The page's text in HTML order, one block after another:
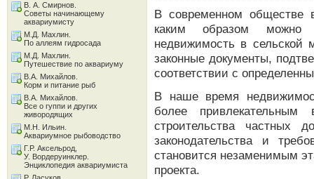
В современном обществе
каким образом можно
недвижимость в сельской
законные документы,
соответствии с
В наше время
более
строительства частных
законодательства и
становится незаменимым
проекта.
В. А. Смирнов.
Советы начинающему
аквариумисту
М.Д. Махлин.
По аллеям гидросада
М.Д. Махлин.
Путешествие по аквариуму
В.А. Михайлов.
Корм и питание рыб
В.А. Михайлов.
Все о гуппи и других
живородящих
М.Н. Ильин.
Аквариумное рыбоводство
Г.Р. Аксельрод,
У. Вордеруинклер.
Энциклопедия аквариумиста